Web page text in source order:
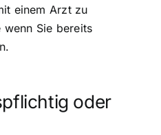
einem Arzt zu
wenn Sie bereits
oder